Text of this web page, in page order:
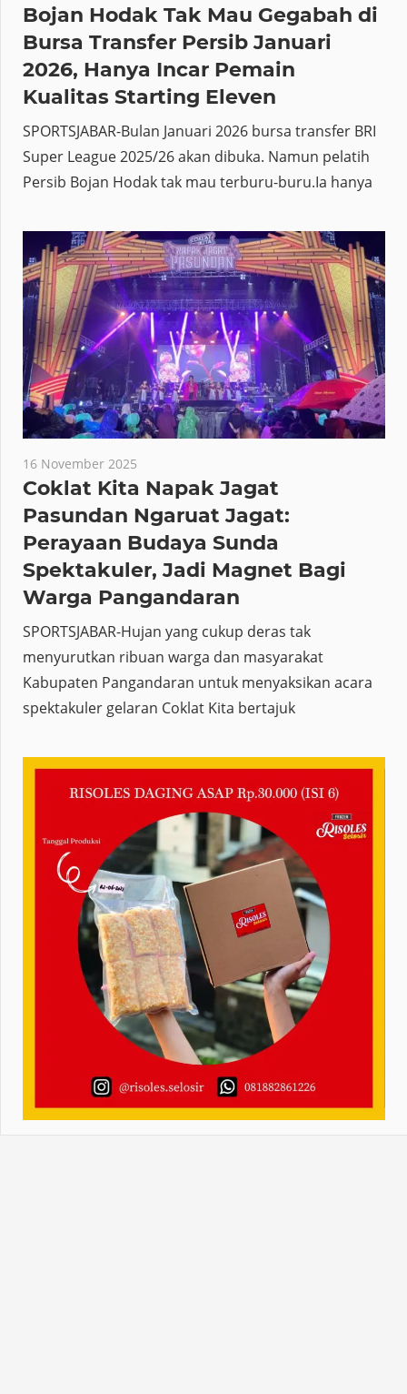
Bojan Hodak Tak Mau Gegabah di
Bursa Transfer Persib Januari
2026, Hanya Incar Pemain
Kualitas Starting Eleven
SPORTSJABAR-Bulan Januari 2026 bursa transfer BRI
Super League 2025/26 akan dibuka. Namun pelatih
Persib Bojan Hodak tak mau terburu-buru.Ia hanya
16 November 2025
Coklat Kita Napak Jagat
Pasundan Ngaruat Jagat:
Perayaan Budaya Sunda
Spektakuler, Jadi Magnet Bagi
Warga Pangandaran
SPORTSJABAR-Hujan yang cukup deras tak
menyurutkan ribuan warga dan masyarakat
Kabupaten Pangandaran untuk menyaksikan acara
spektakuler gelaran Coklat Kita bertajuk